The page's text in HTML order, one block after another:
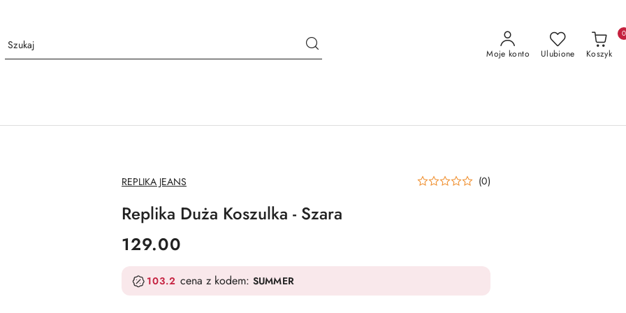
Moje konto Ulubione Koszyk
0
NAZWA
PRODUCENTA:
REPLIKA JEANS (0)
Replika Duża Koszulka - Szara
cena:
129.00
103.2 cena z kodem: SUMMER